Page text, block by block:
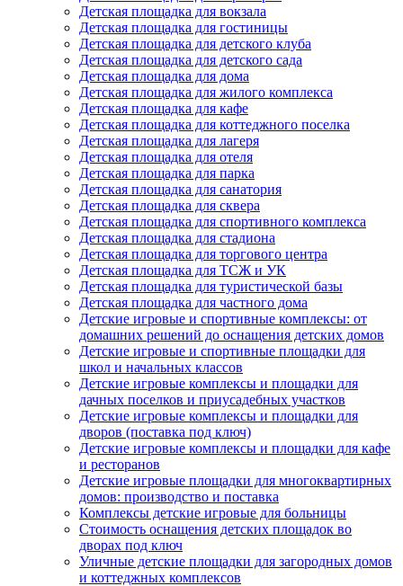
Детская площадка для вокзала
Детская площадка для гостиницы
Детская площадка для детского клуба
Детская площадка для детского сада
Детская площадка для дома
Детская площадка для жилого комплекса
Детская площадка для кафе
Детская площадка для коттеджного поселка
Детская площадка для лагеря
Детская площадка для отеля
Детская площадка для парка
Детская площадка для санатория
Детская площадка для сквера
Детская площадка для спортивного комплекса
Детская площадка для стадиона
Детская площадка для торгового центра
Детская площадка для ТСЖ и УК
Детская площадка для туристической базы
Детская площадка для частного дома
Детские игровые и спортивные комплексы: от
домашних решений до оснащения детских домов
Детские игровые и спортивные площадки для
школ и начальных классов
Детские игровые комплексы и площадки для
дачных поселков и приусадебных участков
Детские игровые комплексы и площадки для
дворов (поставка под ключ)
Детские игровые комплексы и площадки для кафе
и ресторанов
Детские игровые площадки для многоквартирных
домов: производство и поставка
Комплексы детские игровые для больницы
Стоимость оснащения детских площадок во
дворах под ключ
Уличные детские площадки для загородных домов
и коттеджных комплексов